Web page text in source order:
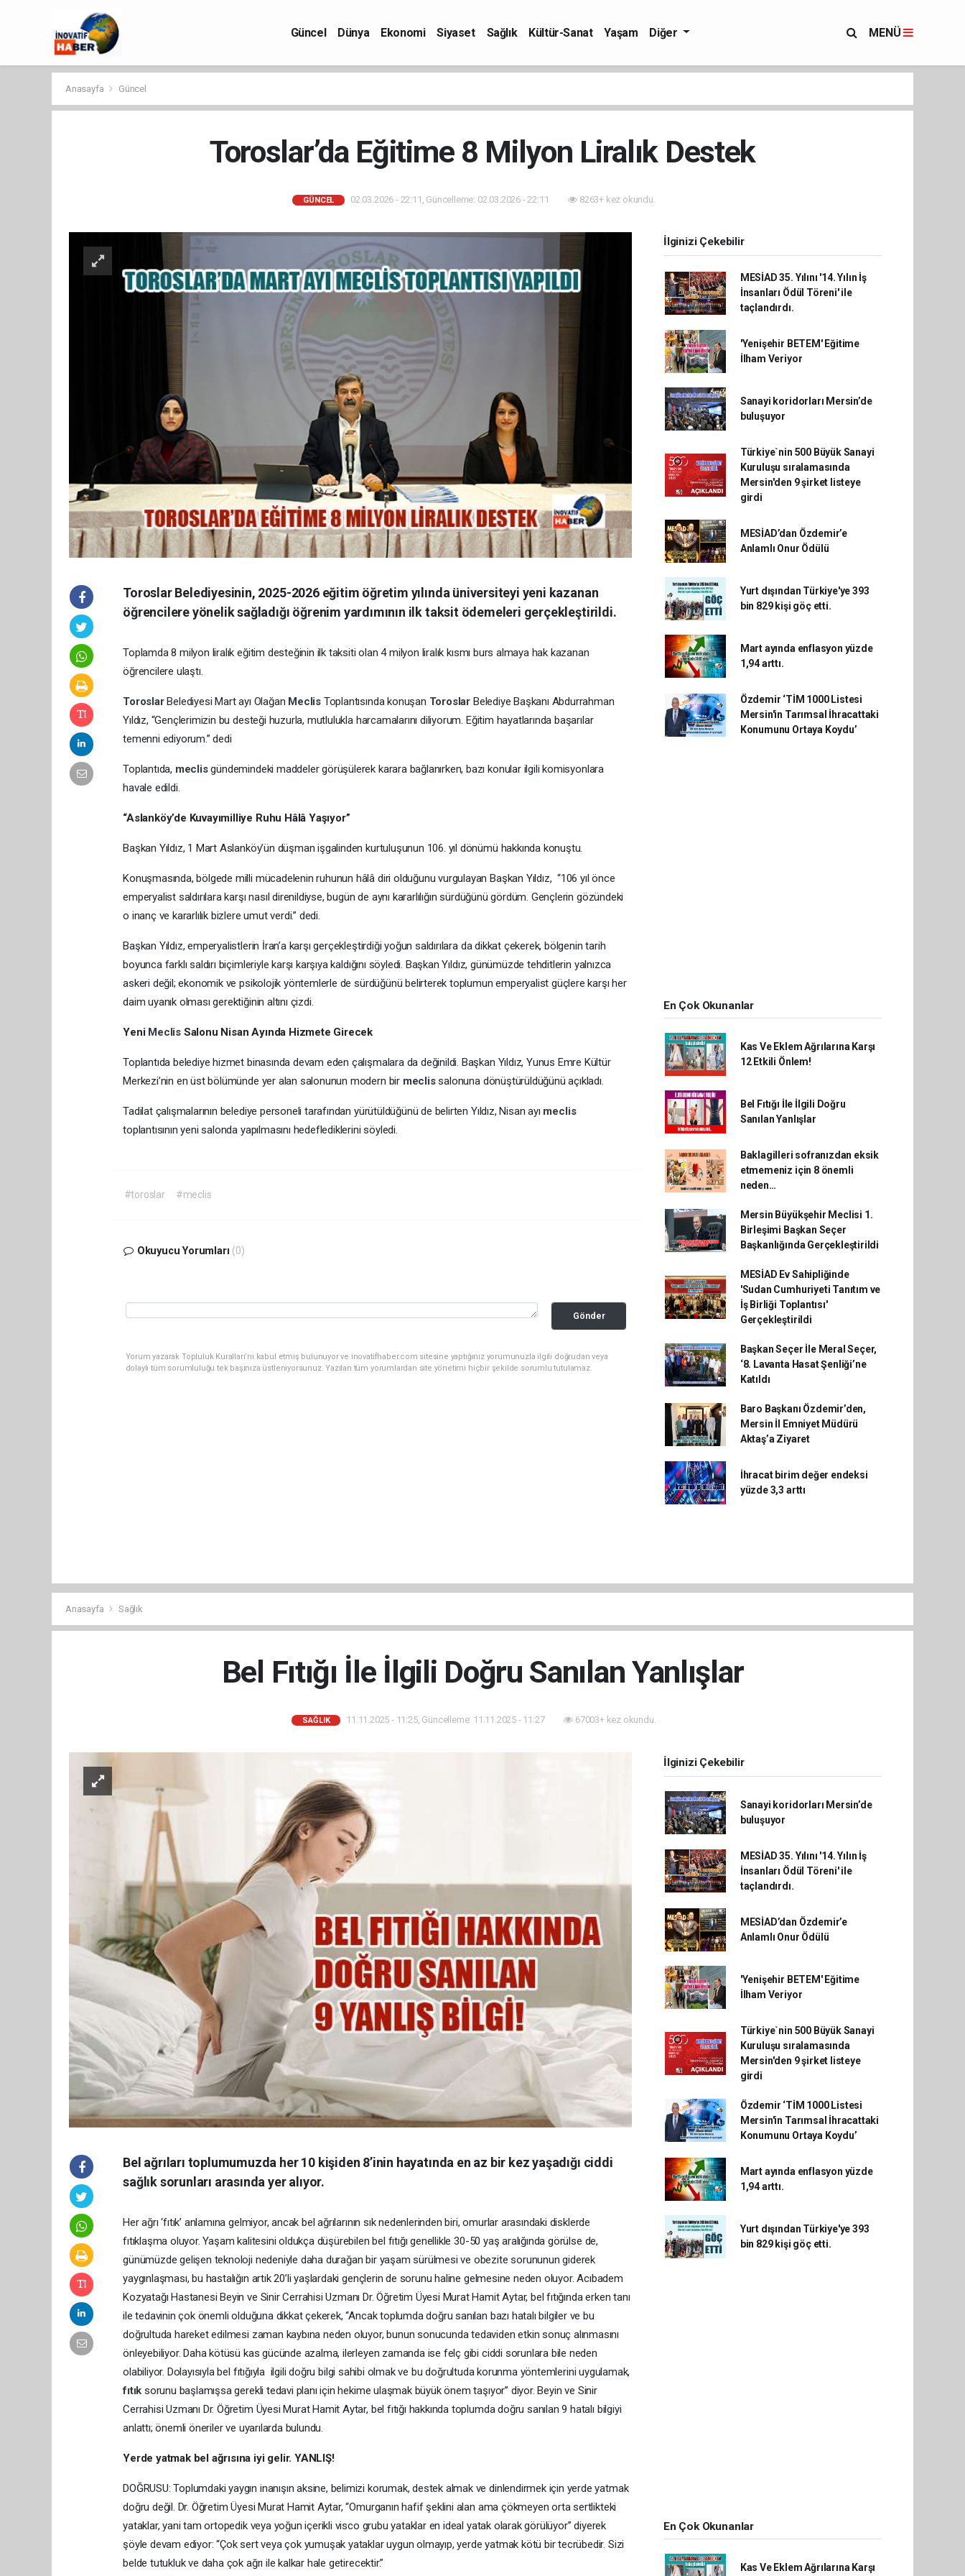
Güncel Dünya Ekonomi Siyaset Sağlık Kültür-Sanat Yaşam Diğer MENÜ
Anasayfa Güncel
Toroslar’da Eğitime 8 Milyon Liralık Destek
GÜNCEL 02.03.2026 - 22:11, Güncelleme: 02.03.2026 - 22:11 8263+ kez okundu.
Toroslar Belediyesinin, 2025-2026 eğitim öğretim yılında üniversiteyi yeni kazanan
öğrencilere yönelik sağladığı öğrenim yardımının ilk taksit ödemeleri gerçekleştirildi.
Toplamda 8 milyon liralık eğitim desteğinin ilk taksiti olan 4 milyon liralık kısmı burs almaya hak kazanan
öğrencilere ulaştı.
Toroslar Belediyesi Mart ayı Olağan Meclis Toplantısında konuşan Toroslar Belediye Başkanı Abdurrahman
Yıldız, “Gençlerimizin bu desteği huzurla, mutlulukla harcamalarını diliyorum. Eğitim hayatlarında başarılar
temenni ediyorum.” dedi
Toplantıda, meclisgündemindeki maddeler görüşülerek karara bağlanırken, bazı konular ilgili komisyonlara
havale edildi.
“Aslanköy’de Kuvayımilliye Ruhu Hâlâ Yaşıyor”
Başkan Yıldız, 1 Mart Aslanköy’ün düşman işgalinden kurtuluşunun 106. yıl dönümü hakkında konuştu.
Konuşmasında, bölgede milli mücadelenin ruhunun hâlâ diri olduğunu vurgulayan Başkan Yıldız, “106 yıl önce
emperyalist saldırılara karşı nasıl direnildiyse, bugün de aynı kararlılığın sürdüğünü gördüm. Gençlerin gözündeki
o inanç ve kararlılık bizlere umut verdi.” dedi.
Başkan Yıldız, emperyalistlerin İran’a karşı gerçekleştirdiği yoğun saldırılara da dikkat çekerek, bölgenin tarih
boyunca farklı saldırı biçimleriyle karşı karşıya kaldığını söyledi. Başkan Yıldız, günümüzde tehditlerin yalnızca
askeri değil; ekonomik ve psikolojik yöntemlerle de sürdüğünü belirterek toplumun emperyalist güçlere karşı her
daim uyanık olması gerektiğinin altını çizdi.
Yeni Meclis Salonu Nisan Ayında Hizmete Girecek
Toplantıda belediye hizmet binasında devam eden çalışmalara da değinildi. Başkan Yıldız, Yunus Emre Kültür
Merkezi’nin en üst bölümünde yer alan salonunun modern bir meclissalonuna dönüştürüldüğünü açıkladı.
Tadilat çalışmalarının belediye personeli tarafından yürütüldüğünü de belirten Yıldız, Nisan ayı meclis
toplantısının yeni salonda yapılmasını hedeflediklerini söyledi.
#toroslar #meclis
Okuyucu Yorumları (0)
Gönder
Yorum yazarak Topluluk Kuralları’nı kabul etmiş bulunuyor ve inovatifhaber.com sitesine yaptığınız yorumunuzla ilgili doğrudan veya
dolaylı tüm sorumluluğu tek başınıza üstleniyorsunuz. Yazılan tüm yorumlardan site yönetimi hiçbir şekilde sorumlu tutulamaz.
İlginizi Çekebilir
MESİAD 35. Yılını '14. Yılın İş
İnsanları Ödül Töreni' ile
taçlandırdı.
'Yenişehir BETEM' Eğitime
İlham Veriyor
Sanayi koridorları Mersin’de
buluşuyor
Türkiye`nin 500 Büyük Sanayi
Kuruluşu sıralamasında
Mersin'den 9 şirket listeye
girdi
MESİAD’dan Özdemir’e
Anlamlı Onur Ödülü
Yurt dışından Türkiye'ye 393
bin 829 kişi göç etti.
Mart ayında enflasyon yüzde
1,94 arttı.
Özdemir ‘TİM 1000 Listesi
Mersin'in Tarımsal İhracattaki
Konumunu Ortaya Koydu’
En Çok Okunanlar
Kas Ve Eklem Ağrılarına Karşı
12 Etkili Önlem!
Bel Fıtığı İle İlgili Doğru
Sanılan Yanlışlar
Baklagilleri sofranızdan eksik
etmemeniz için 8 önemli
neden…
Mersin Büyükşehir Meclisi 1.
Birleşimi Başkan Seçer
Başkanlığında Gerçekleştirildi
MESİAD Ev Sahipliğinde
'Sudan Cumhuriyeti Tanıtım ve
İş Birliği Toplantısı'
Gerçekleştirildi
Başkan Seçer İle Meral Seçer,
‘8. Lavanta Hasat Şenliği’ne
Katıldı
Baro Başkanı Özdemir’den,
Mersin İl Emniyet Müdürü
Aktaş’a Ziyaret
İhracat birim değer endeksi
yüzde 3,3 arttı
Anasayfa Sağlık
Bel Fıtığı İle İlgili Doğru Sanılan Yanlışlar
SAĞLIK 11.11.2025 - 11:25, Güncelleme: 11.11.2025 - 11:27 67003+ kez okundu.
Bel ağrıları toplumumuzda her 10 kişiden 8’inin hayatında en az bir kez yaşadığı ciddi
sağlık sorunları arasında yer alıyor.
Her ağrı ‘fıtık’ anlamına gelmiyor, ancak bel ağrılarının sık nedenlerinden biri, omurlar arasındaki disklerde
fıtıklaşma oluyor. Yaşam kalitesini oldukça düşürebilen bel fıtığı genellikle 30-50 yaş aralığında görülse de,
günümüzde gelişen teknoloji nedeniyle daha durağan bir yaşam sürülmesi ve obezite sorununun giderek
yaygınlaşması, bu hastalığın artık 20’li yaşlardaki gençlerin de sorunu haline gelmesine neden oluyor. Acıbadem
Kozyatağı Hastanesi Beyin ve Sinir Cerrahisi Uzmanı Dr. Öğretim Üyesi Murat Hamit Aytar, bel fıtığında erken tanı
ile tedavinin çok önemli olduğuna dikkat çekerek, “Ancak toplumda doğru sanılan bazı hatalı bilgiler ve bu
doğrultuda hareket edilmesi zaman kaybına neden oluyor, bunun sonucunda tedaviden etkin sonuç alınmasını
önleyebiliyor. Daha kötüsü kas gücünde azalma, ilerleyen zamanda ise felç gibi ciddi sorunlara bile neden
olabiliyor. Dolayısıyla bel fıtığıyla ilgili doğru bilgi sahibi olmak ve bu doğrultuda korunma yöntemlerini uygulamak,
fıtık sorunu başlamışsa gerekli tedavi planı için hekime ulaşmak büyük önem taşıyor” diyor. Beyin ve Sinir
Cerrahisi Uzmanı Dr. Öğretim Üyesi Murat Hamit Aytar, bel fıtığı hakkında toplumda doğru sanılan 9 hatalı bilgiyi
anlattı; önemli öneriler ve uyarılarda bulundu.
Yerde yatmak bel ağrısına iyi gelir. YANLIŞ!
DOĞRUSU: Toplumdaki yaygın inanışın aksine, belimizi korumak, destek almak ve dinlendirmek için yerde yatmak
doğru değil. Dr. Öğretim Üyesi Murat Hamit Aytar, “Omurganın hafif şeklini alan ama çökmeyen orta sertlikteki
yataklar, yani tam ortopedik veya yoğun içerikli visco grubu yataklar en ideal yatak olarak görülüyor” diyerek
şöyle devam ediyor: “Çok sert veya çok yumuşak yataklar uygun olmayıp, yerde yatmak kötü bir tecrübedir. Sizi
belde tutukluk ve daha çok ağrı ile kalkar hale getirecektir.”
İlginizi Çekebilir
Sanayi koridorları Mersin’de
buluşuyor
MESİAD 35. Yılını '14. Yılın İş
İnsanları Ödül Töreni' ile
taçlandırdı.
MESİAD’dan Özdemir’e
Anlamlı Onur Ödülü
'Yenişehir BETEM' Eğitime
İlham Veriyor
Türkiye`nin 500 Büyük Sanayi
Kuruluşu sıralamasında
Mersin'den 9 şirket listeye
girdi
Özdemir ‘TİM 1000 Listesi
Mersin'in Tarımsal İhracattaki
Konumunu Ortaya Koydu’
Mart ayında enflasyon yüzde
1,94 arttı.
Yurt dışından Türkiye'ye 393
bin 829 kişi göç etti.
En Çok Okunanlar
Kas Ve Eklem Ağrılarına Karşı